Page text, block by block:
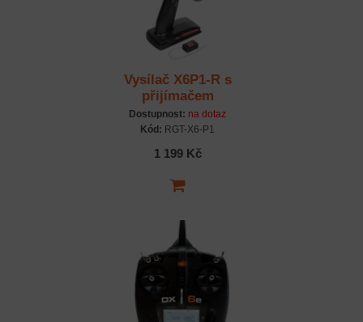
Vysílač X6P1-R s
přijímačem
Dostupnost: na dotaz
Kód: RGT-X6-P1
1 199 Kč